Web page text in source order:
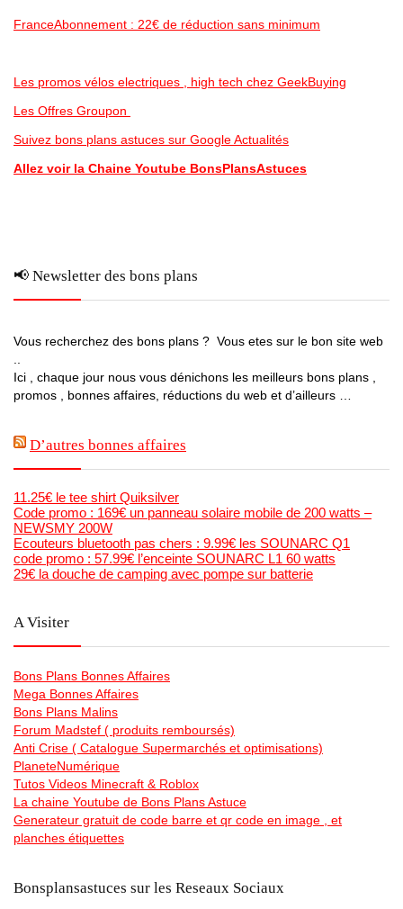
FranceAbonnement : 22€ de réduction sans minimum
Les promos vélos electriques , high tech chez GeekBuying
Les Offres Groupon
Suivez bons plans astuces sur Google Actualités
Allez voir la Chaine Youtube BonsPlansAstuces
📢 Newsletter des bons plans
Vous recherchez des bons plans ? Vous etes sur le bon site web
..
Ici , chaque jour nous vous dénichons les meilleurs bons plans ,
promos , bonnes affaires, réductions du web et d’ailleurs …
D’autres bonnes affaires
11.25€ le tee shirt Quiksilver
Code promo : 169€ un panneau solaire mobile de 200 watts –
NEWSMY 200W
Ecouteurs bluetooth pas chers : 9.99€ les SOUNARC Q1
code promo : 57.99€ l’enceinte SOUNARC L1 60 watts
29€ la douche de camping avec pompe sur batterie
A Visiter
Bons Plans Bonnes Affaires
Mega Bonnes Affaires
Bons Plans Malins
Forum Madstef ( produits remboursés)
Anti Crise ( Catalogue Supermarchés et optimisations)
PlaneteNumérique
Tutos Videos Minecraft & Roblox
La chaine Youtube de Bons Plans Astuce
Generateur gratuit de code barre et qr code en image , et
planches étiquettes
Bonsplansastuces sur les Reseaux Sociaux